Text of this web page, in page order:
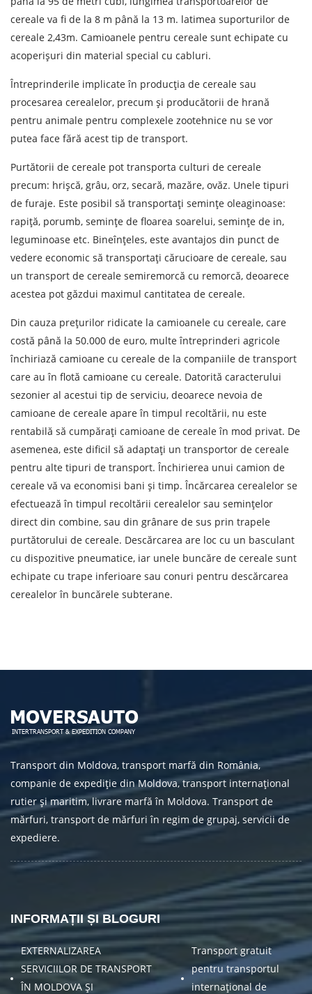
cereale va fi de la 8 m până la 13 m. latimea suporturilor de
cereale 2,43m. Camioanele pentru cereale sunt echipate cu
acoperișuri din material special cu cabluri.
Întreprinderile implicate în producția de cereale sau
procesarea cerealelor, precum și producătorii de hrană
pentru animale pentru complexele zootehnice nu se vor
putea face fără acest tip de transport.
Purtătorii de cereale pot transporta culturi de cereale
precum: hrișcă, grâu, orz, secară, mazăre, ovăz. Unele tipuri
de furaje. Este posibil să transportați semințe oleaginoase:
rapiță, porumb, semințe de floarea soarelui, semințe de in,
leguminoase etc. Bineînțeles, este avantajos din punct de
vedere economic să transportați cărucioare de cereale, sau
un transport de cereale semiremorcă cu remorcă, deoarece
acestea pot găzdui maximul cantitatea de cereale.
Din cauza prețurilor ridicate la camioanele cu cereale, care
costă până la 50.000 de euro, multe întreprinderi agricole
închiriază camioane cu cereale de la companiile de transport
care au în flotă camioane cu cereale. Datorită caracterului
sezonier al acestui tip de serviciu, deoarece nevoia de
camioane de cereale apare în timpul recoltării, nu este
rentabilă să cumpărați camioane de cereale în mod privat. De
asemenea, este dificil să adaptați un transportor de cereale
pentru alte tipuri de transport. Închirierea unui camion de
cereale vă va economisi bani și timp. Încărcarea cerealelor se
efectuează în timpul recoltării cerealelor sau semințelor
direct din combine, sau din grânare de sus prin trapele
purtătorului de cereale. Descărcarea are loc cu un basculant
cu dispozitive pneumatice, iar unele buncăre de cereale sunt
echipate cu trape inferioare sau conuri pentru descărcarea
cerealelor în buncărele subterane.
Transport din Moldova, transport marfă din România,
companie de expediție din Moldova, transport internațional
rutier și maritim, livrare marfă în Moldova. Transport de
mărfuri, transport de mărfuri în regim de grupaj, servicii de
expediere.
INFORMAȚII ȘI BLOGURI
EXTERNALIZAREA
SERVICIILOR DE TRANSPORT
ÎN MOLDOVA ȘI
Transport gratuit
pentru transportul
internațional de
Descarcă orașul
Denumirea mărfii
Data de descărcare
Tipul de transport
Greutatea sarcinii, ( t )
Volumul încărcăturii
Persoana de contact
Numar de contact
E-mail
Prin depunerea unei cereri, sunteți de acord cu
prelucrarea datelor cu caracter personal.
TRIMITE